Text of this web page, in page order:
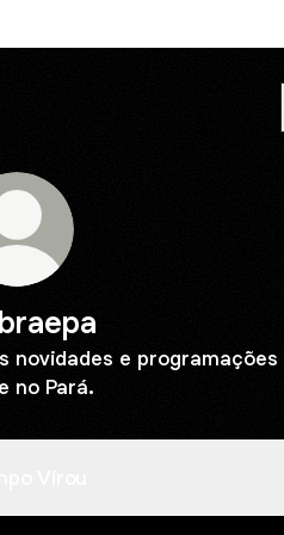
novidades e programações
no Pará.